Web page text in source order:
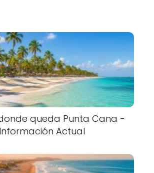
queda Punta Cana -
Información Actual